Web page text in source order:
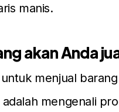
manis.
akan Anda
menjual
mengenali